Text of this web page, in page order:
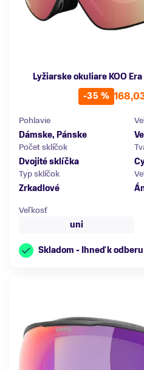
Lyžiarske okuliare KOO
-35 %
Pohlavie
Dámske, Pánske
Počet sklíčok
Dvojité sklíčka
Typ sklíčok
Zrkadlové
Veľkosť
uni
Skladom - Ihneď k odberu